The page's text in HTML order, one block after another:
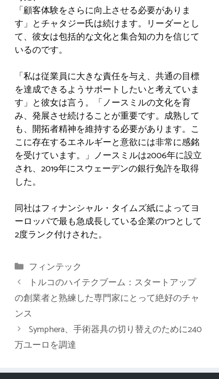
「顧客体験をさらに向上させる必要がありま
す」とチャタジー氏は続けます。リーダーとし
て、彼女は包括的な文化と集合知の力を信じて
いるのです。
「私は従業員に大きな責任を与え、共通の目標
を達成できるようサポートしたいと考えていま
す」と彼女は言う。「ノースミルの文化を育
み、発展させ続けることが重要です。成熟して
も、開拓者精神を維持する必要があります。こ
こに存在するエネルギーと意欲には非常に感銘
を受けています。」ノースミルは2006年に設立
され、2019年にスウェーデンの銀行免許を取得
した。
同社はフィナンシャル・タイムズ紙によってヨ
ーロッパで最も急成長している企業の1つとして
2度ランク付けされた。
カ
テ
ゴ
リ
ー
フィンテック
トルコのハイテクブーム：スタートアップ
の創業者と熟練した専門家にとって絶好のチャ
ンス
Symphera、手術器具の切り替えのために240
万ユーロを調達